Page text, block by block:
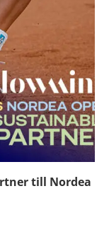
till Nordea